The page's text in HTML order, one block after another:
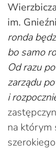
im.
ronda
bo samo
Od razu
zarządu
i
na którym